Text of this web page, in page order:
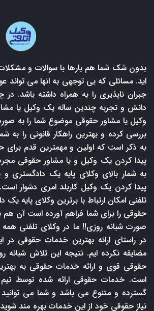
بدون شک شما هم بارها با سوالات و
اید. مسائلی که بی توجهی به انها می تواند
جبران ناپذیری را به همراه داشته باشد.
دانش و تجربه چندین ساله یک وکیل یا
وکیل یا مشاور حقوقی موضوع شما را به
بررسی کرده و بهترین راهکار قانونی را به
به ذکر است که اولین و مهمترین قدم
پیدا کردن یک وکیل و یا مشاور حقوقی
به شمار بالای وکلای پایه یک دادگستری
پیدا کردن یک وکیل کاربلد امری دشوار
تلفنی امکان ارتباط با برترین وکلای پایه
حقوقی را برای شما فراهم آورده است آن
صورت شبانه روزی!! ما در وکلای تلفنی
در راستای ارائه بهترین خدمات حقوقی در
مضایقه نکرده ایم. نتیجه این تلاش شبانه
حقوقی قوی و ارائه خدمات حقوقی به
است. خدمات حقوقی ارائه شده توسط تیم
گسترده و متنوع می باشد و شما می
نیاز حقوقی خود از این خدمات بهره مند